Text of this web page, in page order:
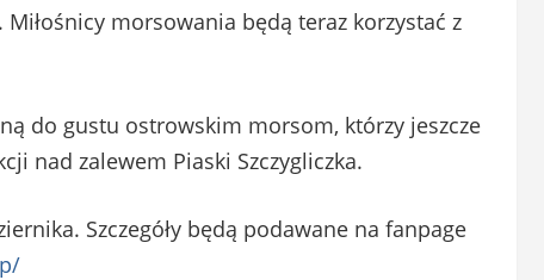
morsowania będą teraz korzystać z
do gustu ostrowskim morsom, którzy jeszcze
nad zalewem Piaski Szczygliczka.
Szczegóły będą podawane na fanpage